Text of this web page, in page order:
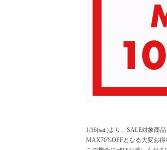
1/16(sat.)より、SALE対象商
MAX70%OFFとなる大変お得